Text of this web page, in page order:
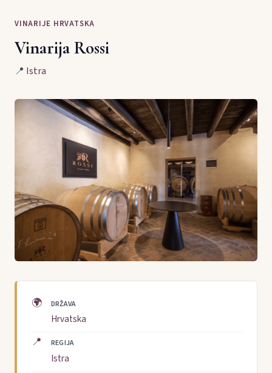
VINARIJE HRVATSKA
Vinarija Rossi
📍 Istra
🌍 DRŽAVA
Hrvatska
📍 REGIJA
Istra